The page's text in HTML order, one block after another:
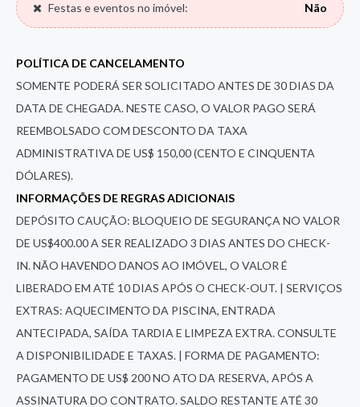
Festas e eventos no imóvel: Não
POLÍTICA DE CANCELAMENTO
SOMENTE PODERÁ SER SOLICITADO ANTES DE 30 DIAS DA
DATA DE CHEGADA. NESTE CASO, O VALOR PAGO SERÁ
REEMBOLSADO COM DESCONTO DA TAXA
ADMINISTRATIVA DE US$ 150,00 (CENTO E CINQUENTA
DÓLARES).
INFORMAÇÕES DE REGRAS ADICIONAIS
DEPÓSITO CAUÇÃO: BLOQUEIO DE SEGURANÇA NO VALOR
DE US$400.00 A SER REALIZADO 3 DIAS ANTES DO CHECK-
IN. NÃO HAVENDO DANOS AO IMÓVEL, O VALOR É
LIBERADO EM ATÉ 10 DIAS APÓS O CHECK-OUT. | SERVIÇOS
EXTRAS: AQUECIMENTO DA PISCINA, ENTRADA
ANTECIPADA, SAÍDA TARDIA E LIMPEZA EXTRA. CONSULTE
A DISPONIBILIDADE E TAXAS. | FORMA DE PAGAMENTO:
PAGAMENTO DE US$ 200 NO ATO DA RESERVA, APÓS A
ASSINATURA DO CONTRATO. SALDO RESTANTE ATÉ 30